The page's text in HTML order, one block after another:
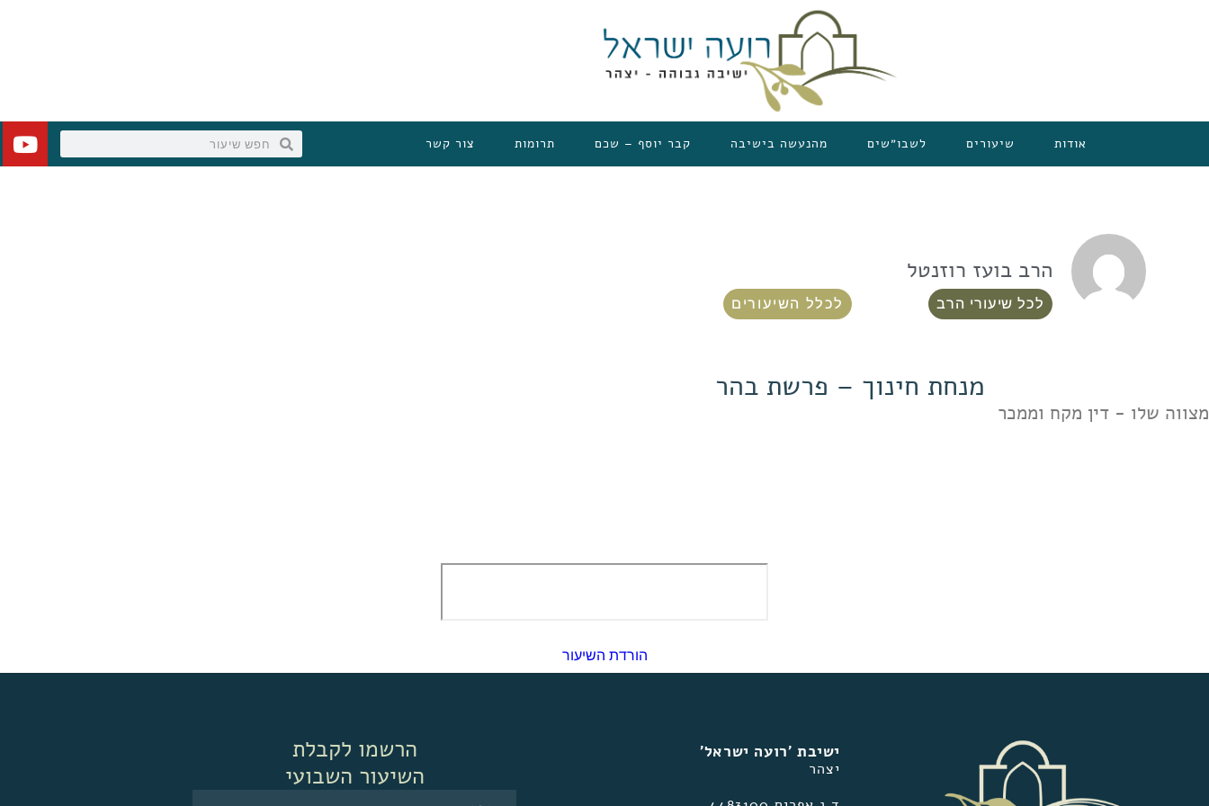
אודות שיעורים לשבו״שים מהנעשה בישיבה קבר יוסף – שכם תרומות צור קשר
הרב בועז רוזנטל
לכל שיעורי הרב לכלל השיעורים
מנחת חינוך – פרשת בהר
מצווה שלו - דין מקח וממכר
הורדת השיעור
ישיבת ׳רועה ישראל׳
יצהר
הרשמו לקבלת
השיעור השבועי